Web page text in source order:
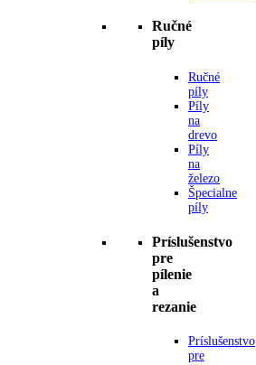
Ručné
píly
Ručné
píly
Píly
na
drevo
Píly
na
železo
Špecialne
píly
Príslušenstvo
pre
pílenie
a
rezanie
Príslušenstvo
pre